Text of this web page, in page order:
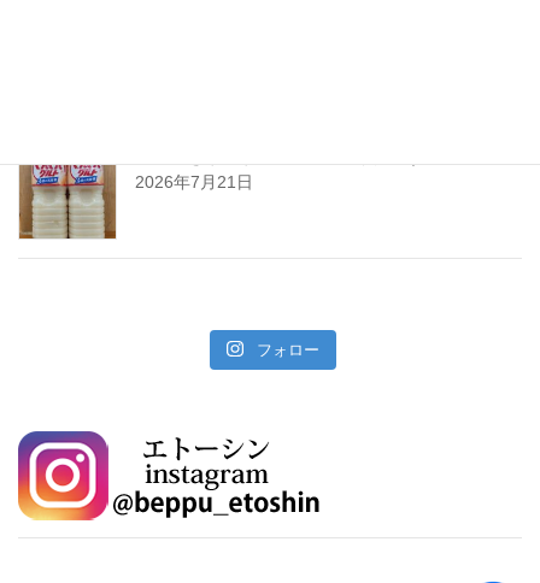
2026年7月21日
フォロー